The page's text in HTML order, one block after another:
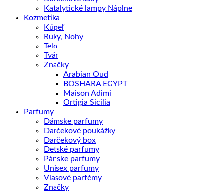
Katalytické lampy Náplne
Kozmetika
Kúpeľ
Ruky, Nohy
Telo
Tvár
Značky
Arabian Oud
BOSHARA EGYPT
Maison Adimi
Ortigia Sicilia
Parfumy
Dámske parfumy
Darčekové poukážky
Darčekový box
Detské parfumy
Pánske parfumy
Unisex parfumy
Vlasové parfémy
Značky